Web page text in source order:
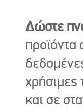
Δώστε
προϊόντα
και σε